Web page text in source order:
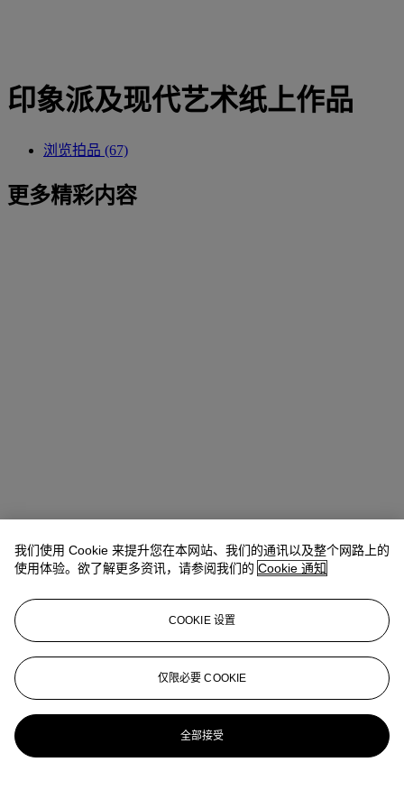
印象派及现代艺术纸上作品
浏览拍品 (67)
更多精彩内容
我们使用 Cookie 来提升您在本网站、我们的通讯以及整个网路上的
使用体验。欲了解更多资讯，请参阅我们的 Cookie 通知
COOKIE 设置
仅限必要 COOKIE
全部接受